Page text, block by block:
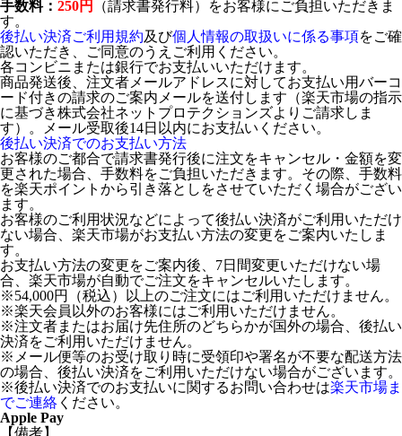
手数料： 250円
（請求書発行料）をお客様にご負担いただきま
す。
後払い決済ご利用規約及び個人情報の取扱いに係る事項をご確
認いただき、ご同意のうえご利用ください。
各コンビニまたは銀行でお支払いいただけます。
商品発送後、注文者メールアドレスに対してお支払い用バーコ
ード付きの請求のご案内メールを送付します（楽天市場の指示
に基づき株式会社ネットプロテクションズよりご請求しま
す）。メール受取後14日以内にお支払いください。
後払い決済でのお支払い方法
お客様のご都合で請求書発行後に注文をキャンセル・金額を変
更された場合、手数料をご負担いただきます。その際、手数料
を楽天ポイントから引き落としをさせていただく場合がござい
ます。
お客様のご利用状況などによって後払い決済がご利用いただけ
ない場合、楽天市場がお支払い方法の変更をご案内いたしま
す。
お支払い方法の変更をご案内後、7日間変更いただけない場
合、楽天市場が自動でご注文をキャンセルいたします。
※54,000円（税込）以上のご注文にはご利用いただけません。
※楽天会員以外のお客様にはご利用いただけません。
※注文者またはお届け先住所のどちらかが国外の場合、後払い
決済をご利用いただけません。
※メール便等のお受け取り時に受領印や署名が不要な配送方法
の場合、後払い決済をご利用いただけない場合がございます。
※後払い決済でのお支払いに関するお問い合わせは楽天市場ま
でご連絡 ください。
Apple Pay